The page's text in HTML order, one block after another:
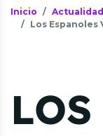
Inicio
Los Espanoles
LOS